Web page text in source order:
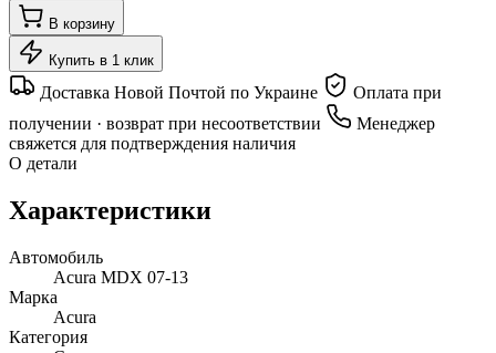
В корзину
Купить в 1 клик
Доставка Новой Почтой по Украине
Оплата при
получении · возврат при несоответствии
Менеджер
свяжется для подтверждения наличия
О детали
Характеристики
Автомобиль
Acura MDX 07-13
Марка
Acura
Категория